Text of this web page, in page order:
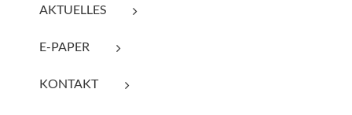
AKTUELLES
E-PAPER
KONTAKT